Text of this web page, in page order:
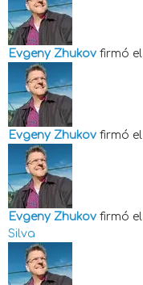
Evgeny Zhukov firmó el
Evgeny Zhukov firmó el
Evgeny Zhukov firmó el
Silva